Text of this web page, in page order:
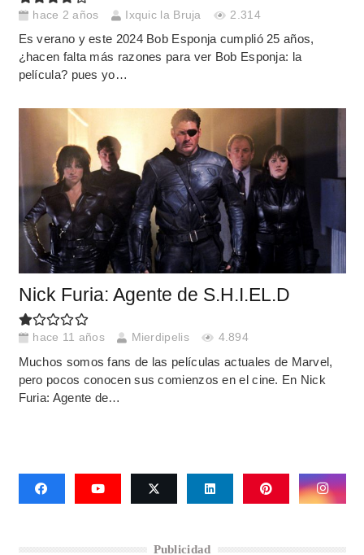
hace 2 años Ixquic la Bruja 2.314
Es verano y este 2024 Bob Esponja cumplió 25 años,
¿hacen falta más razones para ver Bob Esponja: la
película? pues yo…
Nick Furia: Agente de S.H.I.EL.D
hace 11 años Mierdipelis 4.894
Muchos somos fans de las películas actuales de Marvel,
pero pocos conocen sus comienzos en el cine. En Nick
Furia: Agente de…
Publicidad